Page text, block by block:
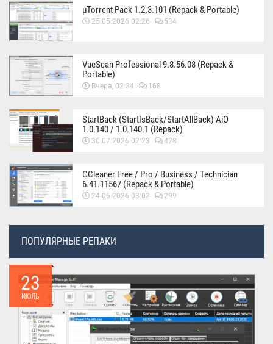
µTorrent Pack 1.2.3.101 (Repack & Portable)
25.05.2026 02:26 534
VueScan Professional 9.8.56.08 (Repack &
Portable)
Вчера, 02:34 168
StartBack (StartIsBack/StartAllBack) AiO
1.0.140 / 1.0.140.1 (Repack)
30.07.2026 02:23 428
CCleaner Free / Pro / Business / Technician
6.41.11567 (Repack & Portable)
24.06.2026 03:02 299
ПОПУЛЯРНЫЕ РЕПАКИ
23
ИЮЛЬ